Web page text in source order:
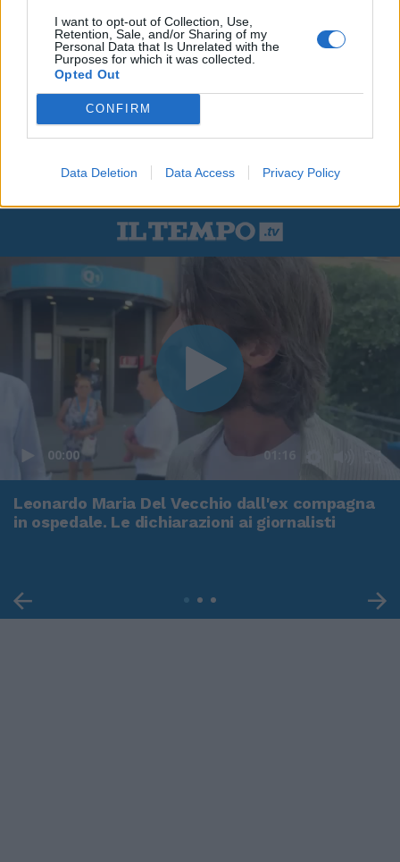
I want to opt-out of Collection, Use,
Retention, Sale, and/or Sharing of my
Personal Data that Is Unrelated with the
Purposes for which it was collected.
Opted Out
CONFIRM
Data Deletion Data Access Privacy Policy
00:00 01:16
Leonardo Maria Del Vecchio dall'ex compagna
in ospedale. Le dichiarazioni ai giornalisti